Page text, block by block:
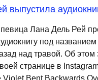
выпустила
Лана Дель Рей
под
над травой. Об этом
странице в